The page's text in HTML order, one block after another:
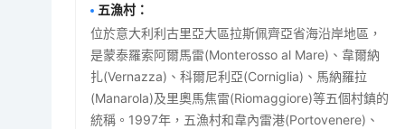
五漁村 ：
位於意大利利古里亞大區拉斯佩齊亞省海沿岸地區，
是蒙泰羅索阿爾馬雷(Monterosso al Mare)、韋爾納
扎(Vernazza)、科爾尼利亞(Corniglia)、馬納羅拉
(Manarola)及里奧馬焦雷(Riomaggiore)等五個村鎮的
統稱。1997年，五漁村和韋內雷港(Portovenere)、